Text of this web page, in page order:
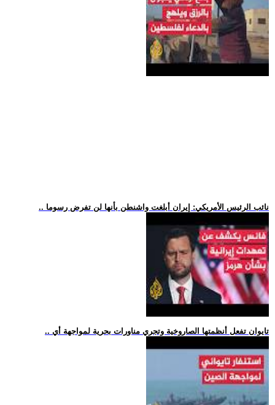
.. نائب الرئيس الأمريكي: إيران أبلغت واشنطن بأنها لن تفرض رسوما
.. تايوان تفعل أنظمتها الصاروخية وتجري مناورات بحرية لمواجهة أي